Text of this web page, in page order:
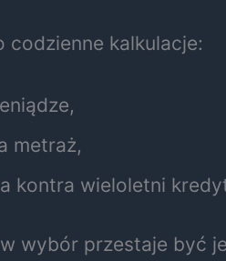
kalkulacje:
metraż,
kontra wieloletni
wybór przestaje być